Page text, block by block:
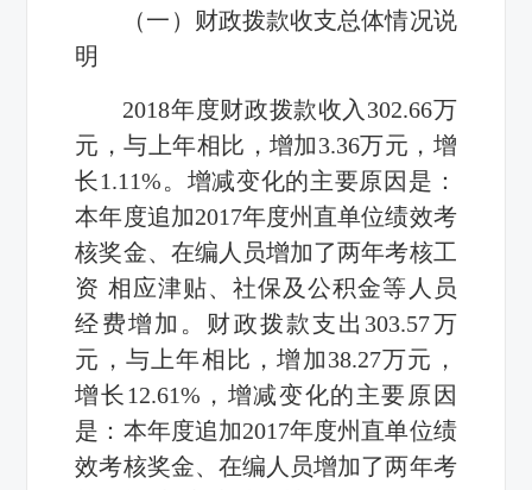
（一）财政拨款收支总体情况说
明
2018年度财政拨款收入302.66万
元，与上年相比，增加3.36万元，增
长1.11%。增减变化的主要原因是：
本年度追加2017年度州直单位绩效考
核奖金、在编人员增加了两年考核工
资 相应津贴、社保及公积金等人员
经费增加。财政拨款支出303.57万
元，与上年相比，增加38.27万元，
增长12.61%，增减变化的主要原因
是：本年度追加2017年度州直单位绩
效考核奖金、在编人员增加了两年考